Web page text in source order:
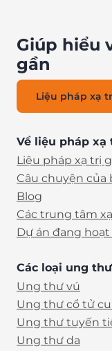
Giúp hiểu
gần
Liệu pháp xạ
Về liệu pháp xạ
Liệu pháp xạ trị
Câu chuyện của
Blog
Các trung tâm
Dự án đang
Các loại ung thư
Ung thư vú
Ung thư cổ tử
Ung thư tuyến
Ung thư da